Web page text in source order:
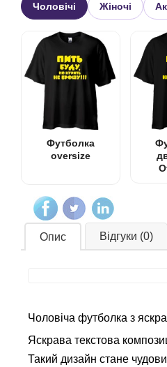
Чоловічі Жіночі
Футболка
oversize
Опис Відгуки (0)
Чоловіча футболка з
Яскрава текстова
Такий дизайн стане